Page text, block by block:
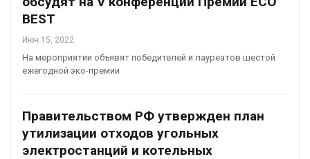
BEST
Июн 15, 2022
На мероприятии объявят победителей и лауреатов шестой
ежегодной эко-премии
Правительством РФ утвержден план
утилизации отходов угольных
электростанций и котельных